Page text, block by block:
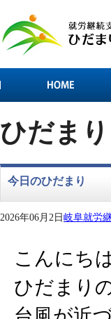
ひだま
今日のひだまり
2026年06月2日岐阜就労
こんにち
ひだまり